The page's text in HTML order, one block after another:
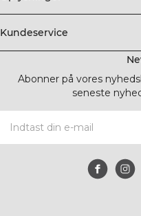
Kundeservice
Abonner på vores
seneste